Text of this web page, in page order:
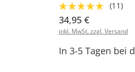
(11)
34,95 €
inkl. MwSt. zzgl. Versand
In 3-5 Tagen bei